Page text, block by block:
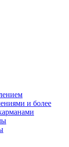
и более